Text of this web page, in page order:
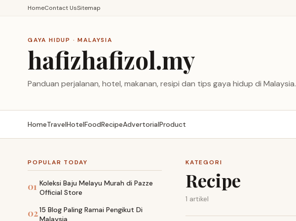
HomeContact UsSitemap
GAYA HIDUP · MALAYSIA
hafizhafizol.my
Panduan perjalanan, hotel, makanan, resipi dan tips gaya hidup di Malaysia.
HomeTravelHotelFoodRecipeAdvertorialProduct
POPULAR TODAY
01 Koleksi Baju Melayu Murah di Pazze
Official Store
0215 Blog Paling Ramai Pengikut Di
Malaysia
KATEGORI
Recipe
1 artikel